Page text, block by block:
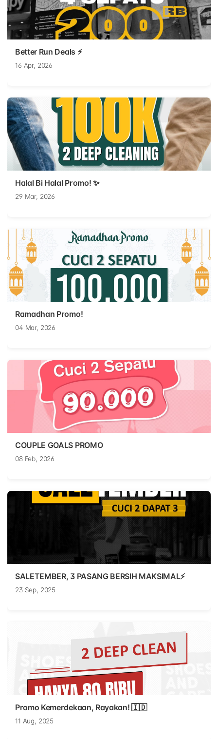
Better Run Deals ⚡
16 Apr, 2026
Halal Bi Halal Promo! ✨
29 Mar, 2026
Ramadhan Promo!
04 Mar, 2026
COUPLE GOALS PROMO
08 Feb, 2026
SALETEMBER, 3 PASANG BERSIH MAKSIMAL⚡
23 Sep, 2025
Promo Kemerdekaan, Rayakan! 🇮🇩
11 Aug, 2025